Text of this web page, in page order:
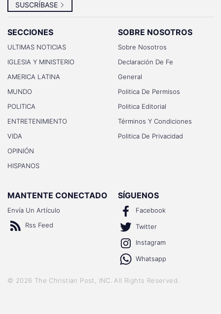
SUSCRÍBASE
SECCIONES
ULTIMAS NOTICIAS
IGLESIA Y MINISTERIO
AMERICA LATINA
MUNDO
POLITICA
ENTRETENIMIENTO
VIDA
OPINIÓN
HISPANOS
SOBRE NOSOTROS
Sobre Nosotros
Declaración De Fe
General
Politica De Permisos
Politica Editorial
Términos Y Condiciones
Politica De Privacidad
MANTENTE CONECTADO
Envía Un Artículo
Rss Feed
SÍGUENOS
Facebook
Twitter
Instagram
Whatsapp
© 2026 The Christian Post, INC . All Rights Reserved.